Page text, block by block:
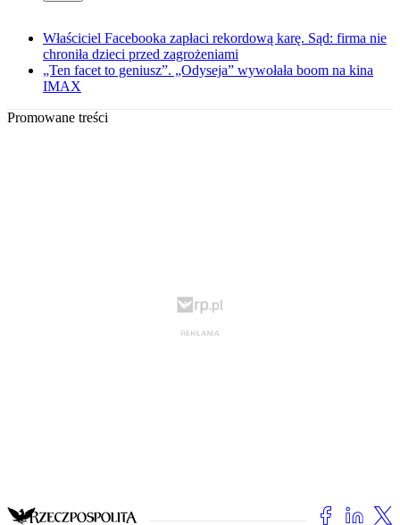
Właściciel Facebooka zapłaci rekordową karę. Sąd: firma nie
chroniła dzieci przed zagrożeniami
„Ten facet to geniusz”. „Odyseja” wywołała boom na kina
IMAX
Promowane treści